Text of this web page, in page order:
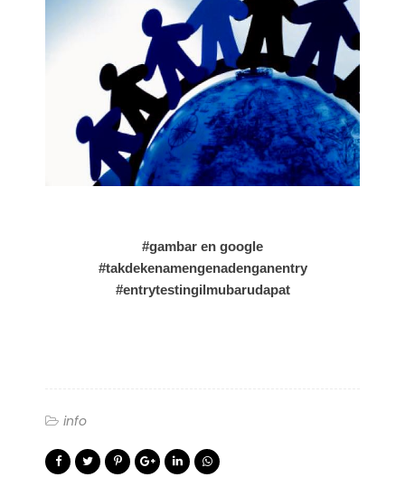
#gambar en google
#takdekenamengenadenganentry
#entrytestingilmubarudapat
info